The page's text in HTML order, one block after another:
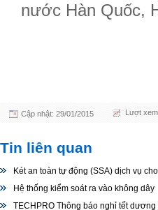
nước Hàn Quốc,
Cập nhật: 29/01/2015 Lượt
Tin liên quan
Két an toàn tự động (SSA) dịch vụ
Hệ thống kiểm soát ra vào không dây
TECHPRO Thông báo nghỉ tết